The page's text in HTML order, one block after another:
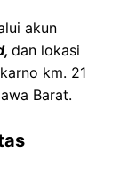
akun
dan lokasi
km. 21
Barat.